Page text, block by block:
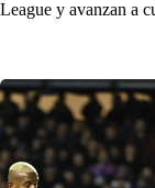
League y avanzan a